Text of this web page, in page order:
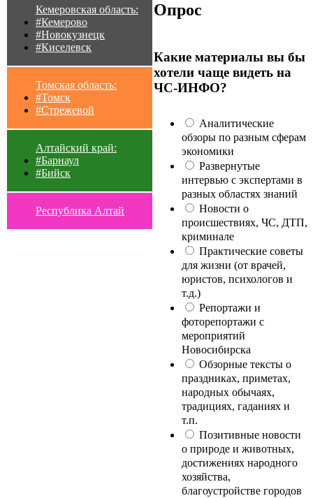
Кемеровская область:
#Кемерово
#Новокузнецк
#Киселевск
Томская область:
#Томск
#Стрежевой
Алтайский край:
#Барнаул
#Бийск
Республика Алтай
Опрос
Какие материалы вы бы
хотели чаще видеть на
ЧС-ИНФО?
Аналитические
обзоры по разным сферам
экономики
Развернутые
интервью с экспертами в
разных областях знаний
Новости о
происшествиях, ЧС, ДТП,
криминале
Практические советы
для жизни (от врачей,
юристов, психологов и
т.д.)
Репортажи и
фоторепортажи с
мероприятий
Новосибирска
Обзорные тексты о
праздниках, приметах,
народных обычаях,
традициях, гаданиях и
т.п.
Позитивные новости
о природе и животных,
достижениях народного
хозяйства,
благоустройстве городов